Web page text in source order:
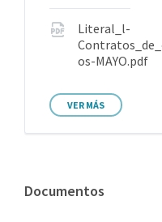
Literal_l-
os-MAYO.pdf
VER MÁS
Documentos